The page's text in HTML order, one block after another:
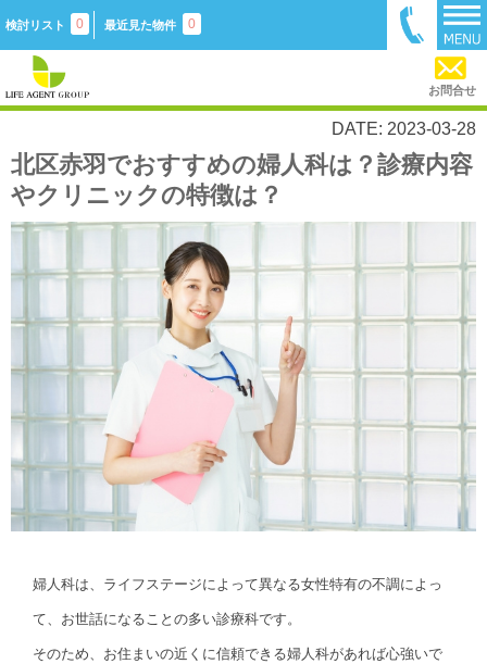
検討リスト 0 最近見た物件 0
お問合せ
DATE: 2023-03-28
北区赤羽でおすすめの婦人科は？診療内容
やクリニックの特徴は？
婦人科は、ライフステージによって異なる女性特有の不調によっ
て、お世話になることの多い診療科です。
そのため、お住まいの近くに信頼できる婦人科があれば心強いで